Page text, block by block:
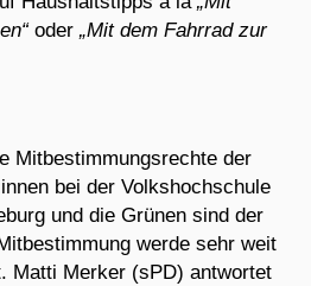
oder„Mit dem Fahrrad zur
Mitbestimmungsrechte der
bei der Volkshochschule
und die Grünen sind der
werde sehr weit
Matti Merker (sPD) antwortet